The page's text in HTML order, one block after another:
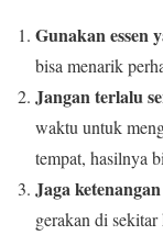
Gunakan essen
bisa menarik
Jangan terlalu
waktu untuk
tempat, hasilnya
Jaga ketenangan
gerakan di